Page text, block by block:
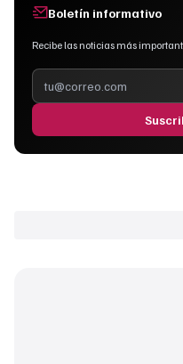
Boletín informativo
Recibe las noticias más